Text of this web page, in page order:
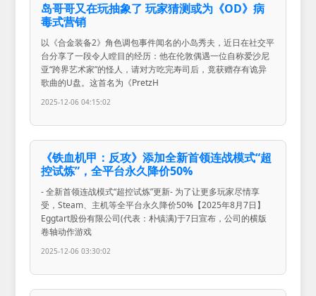
岛哥哥又在玩抽象了 玩家猜测或为《OD》病
毒式营销
以《合金装备2》角色调包事件闻名的小岛秀夫，近日在社交平
台分享了一段令人瞠目的经历：他在伦敦偶遇一位自称爱沙尼
亚“跨界艺术家”的怪人，请对方吃完寿司后，竟获赠存有诡异
歌曲的U盘。这首名为《PretzH
2025-12-06 04:15:02
《铁血机甲：反攻》添加全新首领连战模式“超
控试炼”，全平台永久降价50%
- 全新首领连战模式“超控试炼”更新- 为了让更多玩家尽情享
受，Steam、主机等全平台永久降价50%【2025年8月7日】
Eggtart股份有限公司(代表：朴镇满)于7日宣布，公司的横版
卷轴动作游戏
2025-12-06 03:30:02